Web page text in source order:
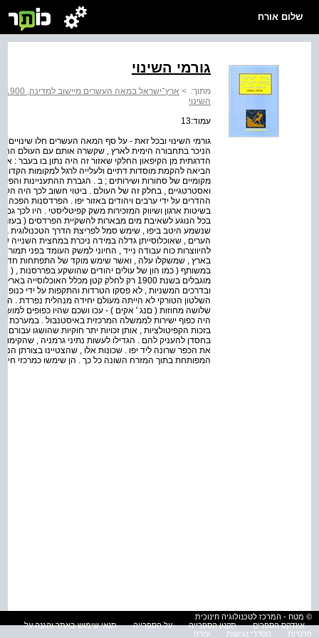
שלום אורח
גורמי השינוי
מתוך: > ארץ־ישראל במאה העשרים מיישוב למדינה, 1950-1900
השינוי
עמוד:13
גורמי השינוי ובכל זאת - על סף המאה העשרים חלו שינויים
הניכר בתחבורה הימית לארץ , שקשרה אותם עם העולם
הדרגתית מן הקיפאון החלקי שאזור זה היה נתון בו בעבר : א
הביאה להקמת מוסדות דתיים ולעלייה לרגל למקומות
מקומיים של סחורות ושירותים ; ב . הגברת ההתעניינות
ואסטרטגיים , בחלק זה של העולם . ביטוי חשוב לכך היה
ההדרים על ידי ערבים ויהודים באזור יפו . הפרדסנות הפכה
בשיטות ארגון ושיווק המזכירות משק קפיטליסטי . היו לכך
בכל הנוגע לשאיבת מים מבארות להשקיית הפרדסים (
שנשמע היטב ביפו , שימש סמל לפריצת הדרך
הערים , שאוכלוסייתן גדלה במידה ניכרת במחצית
להיווצרות כוח עבודה נייד , החיוני למשק העומד בפני
בארץ , שמשקלו עלה , ואשר שימש מוקד של התפתחות חדשה
במשותף ( כמו הון של עולים יהודים שהושקע בפררסנות ,
מוגבלים בשנת 1900 רק לחלק קטן מכלל
ובדרכים המשניות , לא פסקו הטרדות והתקפות על ידי
השלטון הטורקי לא הייתה מעולם יחידה מנהלית נפרדת .
שלושה מחוזות ( םנג ' אקים ) - עכו ושכם שהיו כפופים
היה כפוף ישירות לממשלה המרכזית באיסטנבול . במערכת
בזכות הקפיטולציות , אותן זכויות יתר חוקיות שהושגו
את הכפר שרונה ליד יפו . שכונות אלו , שהצטיינו בצורתן
המפותחת בתוך המזרח השונה כל כך . הן שימשו כמרכזי
© מטח - המרכז לטכנולוגיה חינוכית
אינדקס הספרים
תקנון הספרייה על הספרייה
תנאי שימוש באתר והגנה על
פרטיות
הסדרי נגישות עזרה